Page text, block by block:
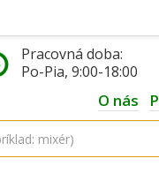
Pracovná doba:
Po-Pia, 9:00-18:00
O nás